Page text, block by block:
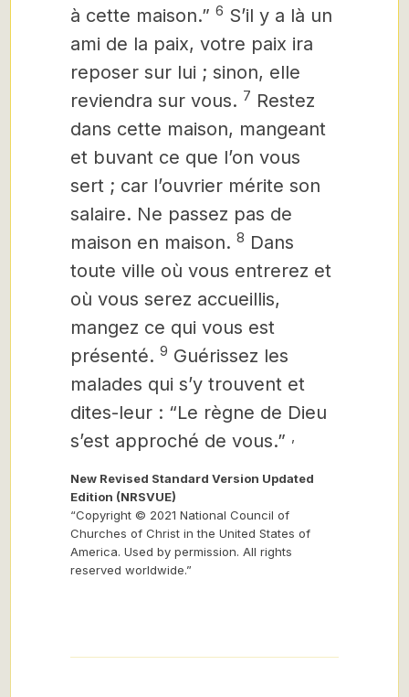
à cette maison.” 6 S’il y a là un
ami de la paix, votre paix ira
reposer sur lui ; sinon, elle
reviendra sur vous. 7 Restez
dans cette maison, mangeant
et buvant ce que l’on vous
sert ; car l’ouvrier mérite son
salaire. Ne passez pas de
maison en maison. 8 Dans
toute ville où vous entrerez et
où vous serez accueillis,
mangez ce qui vous est
présenté. 9 Guérissez les
malades qui s’y trouvent et
dites-leur : “Le règne de Dieu
s’est approché de vous.”
New Revised Standard Version Updated
Edition (NRSVUE)
“Copyright © 2021 National Council of
Churches of Christ in the United States of
America. Used by permission. All rights
reserved worldwide.”